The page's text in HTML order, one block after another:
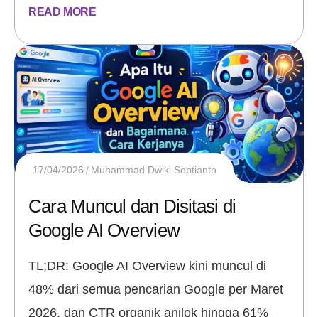
READ MORE
17/04/2026 Muhammad Dwiki Septianto
Cara Muncul dan Disitasi di
Google AI Overview
TL;DR: Google AI Overview kini muncul di
48% dari semua pencarian Google per Maret
2026, dan CTR organik anjlok hingga 61%